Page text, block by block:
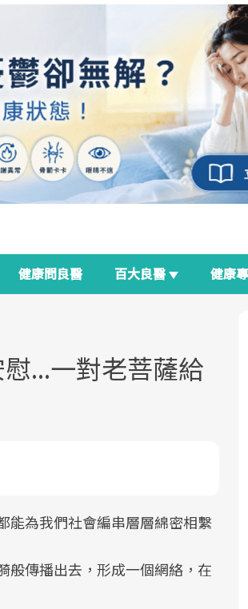
健康問良醫 百大良醫 健康
...一對老菩薩給
能為我們社會編串層層綿密相繫
般傳播出去，形成一個網絡，在
超高齡社會的浪潮，台灣正在快速
健康照護」的新時代。隨著國家
」的推進，「預防醫學」已成全民
年，就到良醫生活祭體驗「一站式
生活」，從講座、體驗到運動，
健康網從「換季的身體變化」出
過醫學觀點與日常感受的對話，
動。